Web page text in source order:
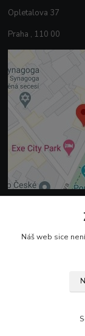
Opletalova 37
Praha , 110 00
+420 225
Náš web sice